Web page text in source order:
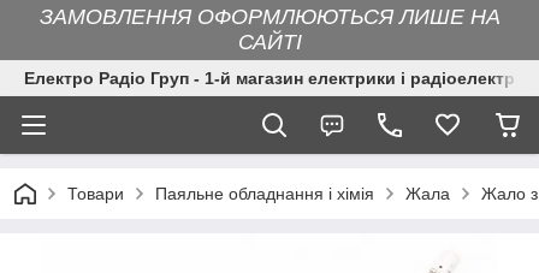
ЗАМОВЛЕННЯ ОФОРМЛЮЮТЬСЯ ЛИШЕ НА
САЙТІ
Електро Радіо Груп - 1-й магазин електрики і
Товари Паяльне обладнання і хімія Жала Жало з